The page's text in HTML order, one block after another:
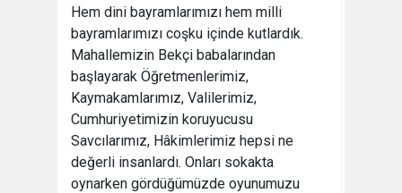
Hem dini bayramlarımızı hem milli
bayramlarımızı coşku içinde kutlardık.
Mahallemizin Bekçi babalarından
başlayarak Öğretmenlerimiz,
Kaymakamlarımız, Valilerimiz,
Cumhuriyetimizin koruyucusu
Savcılarımız, Hâkimlerimiz hepsi ne
değerli insanlardı. Onları sokakta
oynarken gördüğümüzde oyunumuzu